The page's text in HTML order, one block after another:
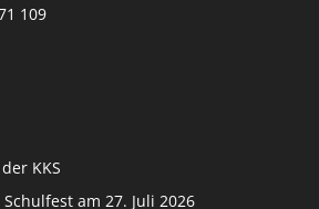
109
KKS
am 27. Juli 2026